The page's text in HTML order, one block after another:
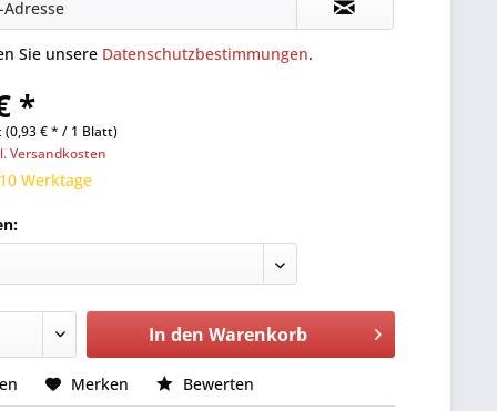
Sie unsere Datenschutzbestimmungen.
*
(0,93 € * / 1 Blatt)
Versandkosten
Werktage
In den Warenkorb
Merken Bewerten